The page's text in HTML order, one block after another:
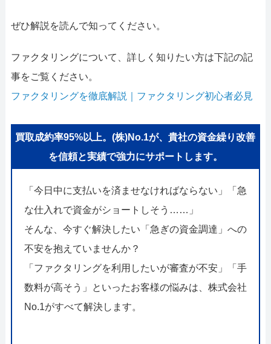
ぜひ解説を読んで知ってください。
ファクタリングについて、詳しく知りたい方は下記の記
事をご覧ください。
ファクタリングを徹底解説｜ファクタリング初心者必見
買取成約率95%以上。(株)No.1が、貴社の資金繰り改善
を信頼と実績で強力にサポートします。
「今日中に支払いを済ませなければならない」「急
な仕入れで資金がショートしそう……」
そんな、今すぐ解決したい「急ぎの資金調達」への
不安を抱えていませんか？
「ファクタリングを利用したいが審査が不安」「手
数料が高そう」といったお客様の悩みは、株式会社
No.1がすべて解決します。